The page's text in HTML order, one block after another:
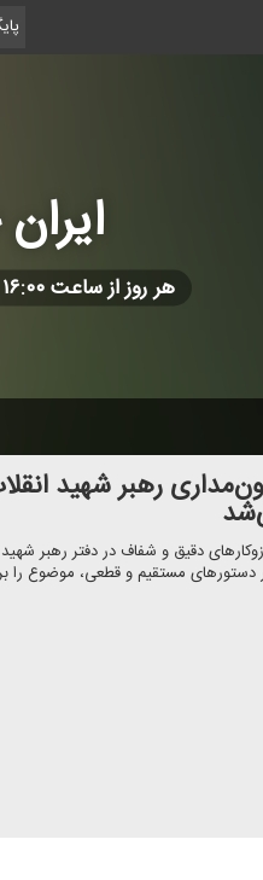
هر روز از ساعت ۱۶:۰۰ به مدت ۲۴۰ دقیقه
رهبر شهید
دقیق و شفاف در دفتر رهبر شهید
دستورهای مستقیم و قطعی، موضوع را